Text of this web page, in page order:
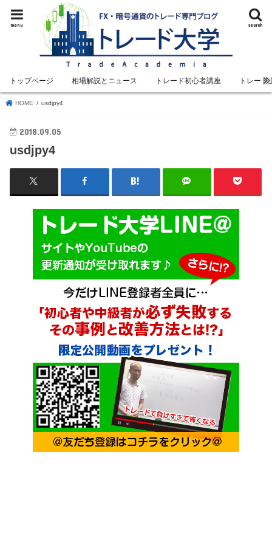
search
menu
トップページ 相場解説とニュース トレード初心者講座 トレード
HOME usdjpy4
2018.09.05
usdjpy4